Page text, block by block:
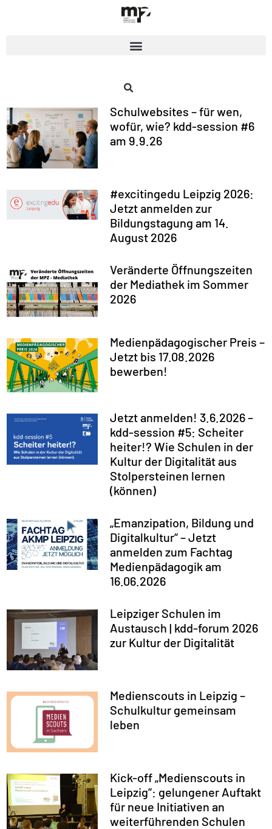
Schulwebsites – für wen,
wofür, wie? kdd-session #6
am 9.9.26
#excitingedu Leipzig 2026:
Jetzt anmelden zur
Bildungstagung am 14.
August 2026
Veränderte Öffnungszeiten
der Mediathek im Sommer
2026
Medienpädagogischer Preis –
Jetzt bis 17.08.2026
bewerben!
Jetzt anmelden! 3.6.2026 –
kdd-session #5: Scheiter
heiter!? Wie Schulen in der
Kultur der Digitalität aus
Stolpersteinen lernen
(können)
„Emanzipation, Bildung und
Digitalkultur“ – Jetzt
anmelden zum Fachtag
Medienpädagogik am
16.06.2026
Leipziger Schulen im
Austausch | kdd-forum 2026
zur Kultur der Digitalität
Medienscouts in Leipzig –
Schulkultur gemeinsam
leben
Kick-off „Medienscouts in
Leipzig“: gelungener Auftakt
für neue Initiativen an
weiterführenden Schulen